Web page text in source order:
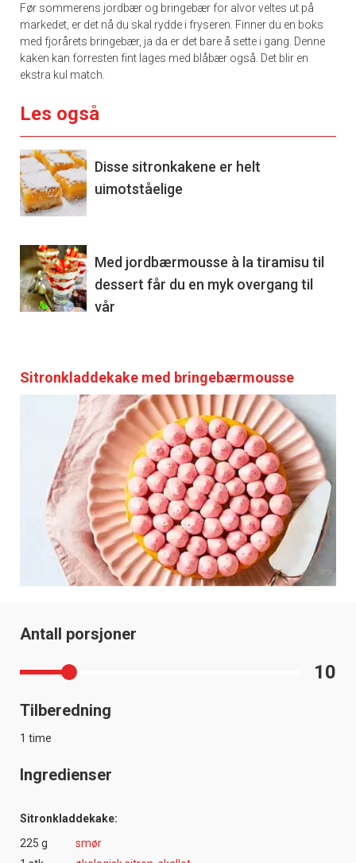
Før sommerens jordbær og bringebær for alvor veltes ut på
markedet, er det nå du skal rydde i fryseren. Finner du en boks
med fjorårets bringebær, ja da er det bare å sette i gang. Denne
kaken kan forresten fint lages med blåbær også. Det blir en
ekstra kul match.
Les også
Disse sitronkakene er helt
uimotståelige
Med jordbærmousse à la tiramisu til
dessert får du en myk overgang til
vår
Sitronkladdekake med bringebærmousse
Antall porsjoner
10
Tilberedning
1 time
Ingredienser
Sitronkladdekake:
225 g
smør